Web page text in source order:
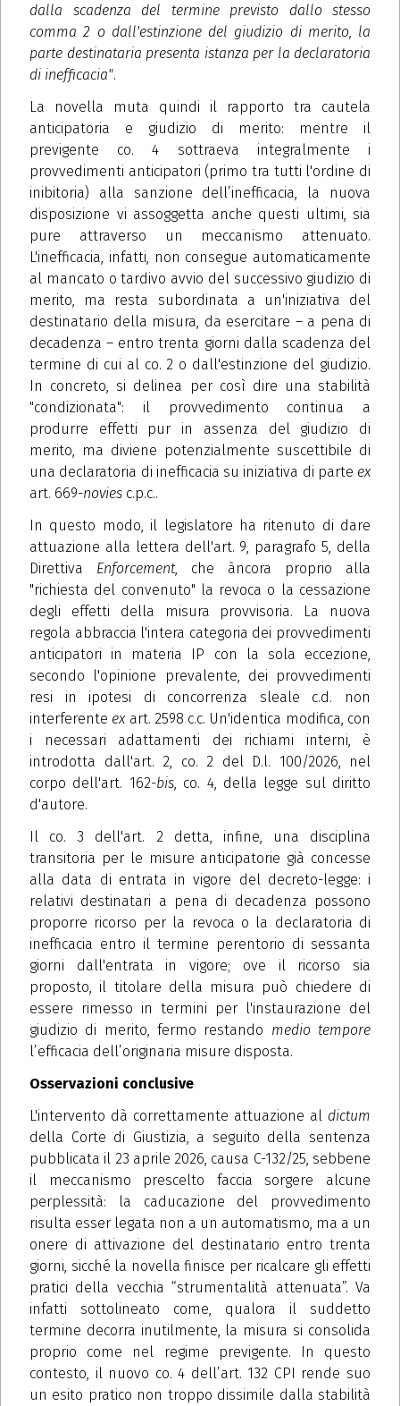
dalla scadenza del termine previsto dallo stesso
comma 2 o dall'estinzione del giudizio di merito, la
parte destinataria presenta istanza per la declaratoria
di inefficacia".
La novella muta quindi il rapporto tra cautela
anticipatoria e giudizio di merito: mentre il
previgente co. 4 sottraeva integralmente i
provvedimenti anticipatori (primo tra tutti l'ordine di
inibitoria) alla sanzione dell’inefficacia, la nuova
disposizione vi assoggetta anche questi ultimi, sia
pure attraverso un meccanismo attenuato.
L'inefficacia, infatti, non consegue automaticamente
al mancato o tardivo avvio del successivo giudizio di
merito, ma resta subordinata a un'iniziativa del
destinatario della misura, da esercitare – a pena di
decadenza – entro trenta giorni dalla scadenza del
termine di cui al co. 2 o dall'estinzione del giudizio.
In concreto, si delinea per così dire una stabilità
"condizionata": il provvedimento continua a
produrre effetti pur in assenza del giudizio di
merito, ma diviene potenzialmente suscettibile di
una declaratoria di inefficacia su iniziativa di parte ex
art. 669-novies c.p.c..
In questo modo, il legislatore ha ritenuto di dare
attuazione alla lettera dell'art. 9, paragrafo 5, della
Direttiva Enforcement, che àncora proprio alla
"richiesta del convenuto" la revoca o la cessazione
degli effetti della misura provvisoria. La nuova
regola abbraccia l'intera categoria dei provvedimenti
anticipatori in materia IP con la sola eccezione,
secondo l'opinione prevalente, dei provvedimenti
resi in ipotesi di concorrenza sleale c.d. non
interferente exart. 2598 c.c. Un'identica modifica, con
i necessari adattamenti dei richiami interni, è
introdotta dall'art. 2, co. 2 del D.l. 100/2026, nel
corpo dell'art. 162-bis, co. 4, della legge sul diritto
d'autore.
Il co. 3 dell'art. 2 detta, infine, una disciplina
transitoria per le misure anticipatorie già concesse
alla data di entrata in vigore del decreto-legge: i
relativi destinatari a pena di decadenza possono
proporre ricorso per la revoca o la declaratoria di
inefficacia entro il termine perentorio di sessanta
giorni dall'entrata in vigore; ove il ricorso sia
proposto, il titolare della misura può chiedere di
essere rimesso in termini per l'instaurazione del
giudizio di merito, fermo restando medio tempore
l’efficacia dell’originaria misure disposta.
Osservazioni conclusive
L'intervento dà correttamente attuazione al dictum
della Corte di Giustizia, a seguito della sentenza
pubblicata il 23 aprile 2026, causa C-132/25, sebbene
il meccanismo prescelto faccia sorgere alcune
perplessità: la caducazione del provvedimento
risulta esser legata non a un automatismo, ma a un
onere di attivazione del destinatario entro trenta
giorni, sicché la novella finisce per ricalcare gli effetti
pratici della vecchia “strumentalità attenuata”. Va
infatti sottolineato come, qualora il suddetto
termine decorra inutilmente, la misura si consolida
proprio come nel regime previgente. In questo
contesto, il nuovo co. 4 dell’art. 132 CPI rende suo
un esito pratico non troppo dissimile dalla stabilità